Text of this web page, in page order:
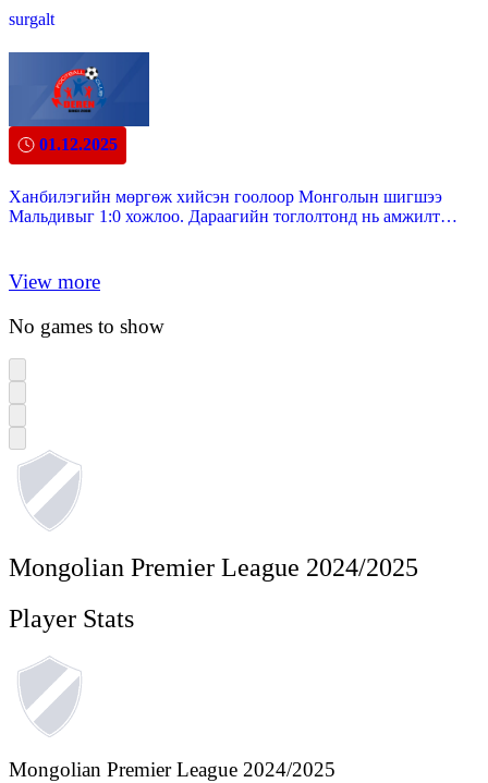
surgalt
01.12.2025
Ханбилэгийн мөргөж хийсэн гоолоор Монголын шигшээ
Мальдивыг 1:0 хожлоо. Дараагийн тоглолтонд нь амжилт
View more
No games to show
Mongolian Premier League 2024/2025
Player Stats
Mongolian Premier League 2024/2025